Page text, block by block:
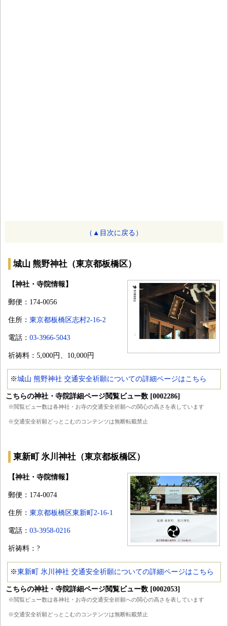
（▲目次に戻る）
城山 熊野神社（東京都板橋区）
【神社・寺院情報】
郵便：174-0056
住所： 東京都板橋区志村2-16-2
電話： 03-3966-5043
祈祷料：5,000円、10,000円
※城山 熊野神社 交通安全祈願についての詳細ページはこちら
こちらの神社・寺院詳細ページ閲覧ビュー数 [0002286]
※閲覧ビュー数は各神社・お寺の交通安全祈願への関心の高さを表しています
※交通安全祈願どっとこむのコンテンツは無断転載禁止
東新町 氷川神社（東京都板橋区）
【神社・寺院情報】
郵便：174-0074
住所： 東京都板橋区東新町2-16-1
電話： 03-3958-0216
祈祷料：?
※東新町 氷川神社 交通安全祈願についての詳細ページはこちら
こちらの神社・寺院詳細ページ閲覧ビュー数 [0002053]
※閲覧ビュー数は各神社・お寺の交通安全祈願への関心の高さを表しています
※交通安全祈願どっとこむのコンテンツは無断転載禁止